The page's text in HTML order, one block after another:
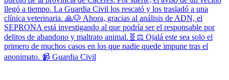
llegó a tiempo. La Guardia Civil los rescató y los trasladó a una
clínica veterinaria. 🙏🐶 Ahora, gracias al análisis de ADN, el
SEPRONA está investigando al que podría ser el responsable por
delitos de abandono y maltrato animal.🧬⚖️ Ojalá este sea solo el
primero de muchos casos en los que nadie quede impune tras el
anonimato. 📹 Guardia Civil